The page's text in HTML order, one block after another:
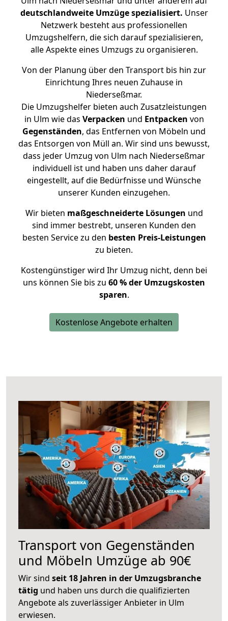
deutschlandweite Umzüge spezialisiert. Unser
Netzwerk besteht aus professionellen
Umzugshelfern, die sich darauf spezialisieren,
alle Aspekte eines Umzugs zu organisieren.
Von der Planung über den Transport bis hin zur
Einrichtung Ihres neuen Zuhause in
Niederseßmar.
Die Umzugshelfer bieten auch Zusatzleistungen
in Ulm wie das Verpacken und Entpacken von
Gegenständen, das Entfernen von Möbeln und
das Entsorgen von Müll an. Wir sind uns bewusst,
dass jeder Umzug von Ulm nach Niederseßmar
individuell ist und haben uns daher darauf
eingestellt, auf die Bedürfnisse und Wünsche
unserer Kunden einzugehen.
Wir bieten maßgeschneiderte Lösungen und
sind immer bestrebt, unseren Kunden den
besten Service zu den besten Preis-Leistungen
zu bieten.
Kostengünstiger wird Ihr Umzug nicht, denn bei
uns können Sie bis zu 60 % der Umzugskosten
sparen.
Kostenlose Angebote erhalten
Transport von Gegenständen
und Möbeln Umzüge ab 90€
Wir sind seit 18 Jahren in der Umzugsbranche
tätig und haben uns durch die qualifizierten
Angebote als zuverlässiger Anbieter in Ulm
erwiesen.